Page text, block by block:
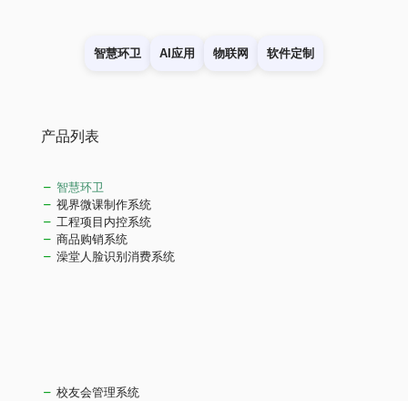
智慧环卫 AI应用 物联网 软件定制
产品列表
智慧环卫
视界微课制作系统
工程项目内控系统
商品购销系统
澡堂人脸识别消费系统
校友会管理系统